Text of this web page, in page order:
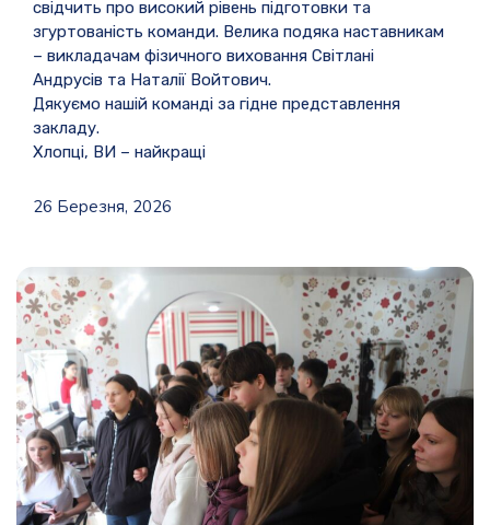
свідчить про високий рівень підготовки та
згуртованість команди. Велика подяка наставникам
– викладачам фізичного виховання Світлані
Андрусів та Наталії Войтович.
Дякуємо нашій команді за гідне представлення
закладу.
Хлопці, ВИ – найкращі
26 Березня, 2026